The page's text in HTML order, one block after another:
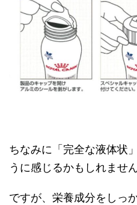
ちなみに「完全な液体状
うに感じるかもしれません
ですが、栄養成分をしっ